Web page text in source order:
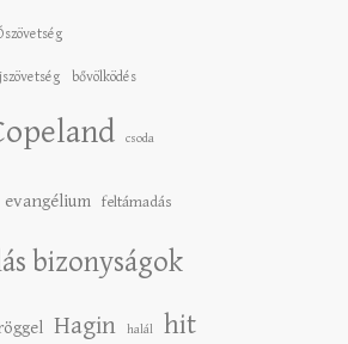
bővölködés
csoda
evangélium feltámadás
bizonyságok
Hagin halál hit